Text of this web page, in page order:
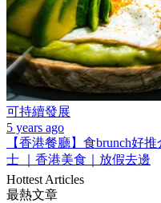
可持續發展
5 years ago
【香港餐廳】食brunch好
士 ｜香港美食｜放假去邊
Hottest Articles
最熱文章